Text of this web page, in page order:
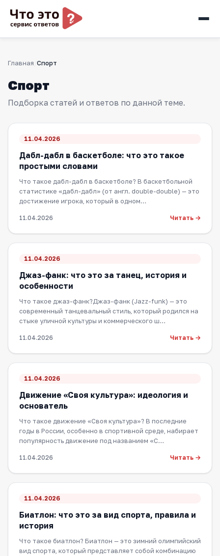
Главная Спорт
Спорт
Подборка статей и ответов по данной теме.
11.04.2026
Дабл-дабл в баскетболе: что это такое
простыми словами
Что такое дабл-дабл в баскетболе? В баскетбольной
статистике «дабл-дабл» (от англ. double-double) — это
достижение игрока, который в одном…
11.04.2026 Читать →
11.04.2026
Джаз-фанк: что это за танец, история и
особенности
Что такое джаз-фанк?Джаз-фанк (Jazz-funk) — это
современный танцевальный стиль, который родился на
стыке уличной культуры и коммерческого ш…
11.04.2026 Читать →
11.04.2026
Движение «Своя культура»: идеология и
основатель
Что такое движение «Своя культура»? В последние
годы в России, особенно в спортивной среде, набирает
популярность движение под названием «С…
11.04.2026 Читать →
11.04.2026
Биатлон: что это за вид спорта, правила и
история
Что такое биатлон? Биатлон — это зимний олимпийский
вид спорта, который представляет собой комбинацию